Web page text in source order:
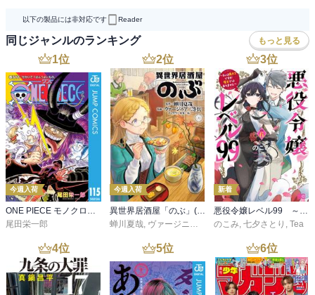
以下の製品には非対応です Reader
同じジャンルのランキング もっと見る
1位
今週入荷
ONE PIECE モノクロ版 115
尾田栄一郎
2位
今週入荷
異世界居酒屋「のぶ」(22)
蝉川夏哉, ヴァージニア二等兵 ,転
3位
新着
悪役令嬢レベル99 ～私は裏ボスですが魔王ではありません～ その６
のこみ, 七夕さとり , Tea
4位 5位 6位